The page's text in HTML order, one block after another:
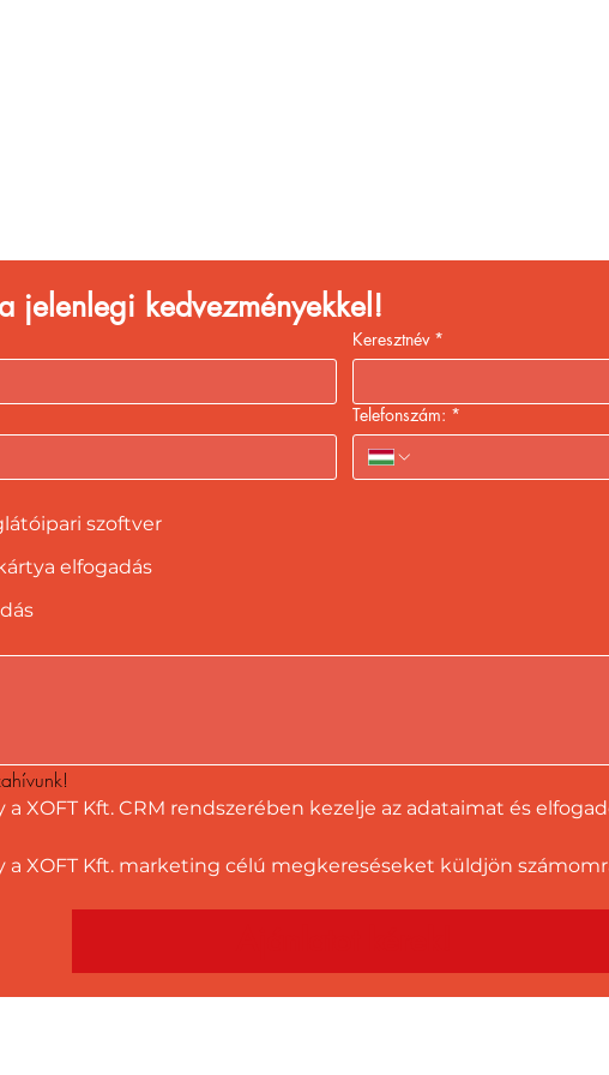
jelenlegi kedvezményekkel!
Keresztnév *
Telefonszám: *
szoftver
elfogadás
a XOFT Kft. CRM rendszerében kezelje az adataimat és
a XOFT Kft. marketing célú megkereséseket küldjön